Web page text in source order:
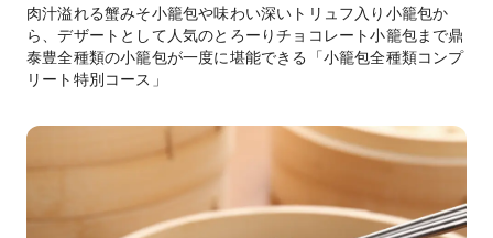
肉汁溢れる蟹みそ小籠包や味わい深いトリュフ入り小籠包か
ら、デザートとして人気のとろーりチョコレート小籠包まで鼎
泰豊全種類の小籠包が一度に堪能できる「小籠包全種類コンプ
リート特別コース」